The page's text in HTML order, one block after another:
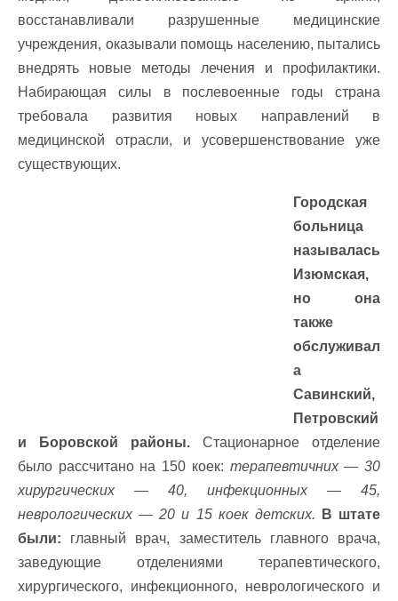
восстанавливали разрушенные медицинские
учреждения, оказывали помощь населению, пытались
внедрять новые методы лечения и профилактики.
Набирающая силы в послевоенные годы страна
требовала развития новых направлений в
медицинской отрасли, и усовершенствование уже
существующих.
Городская
больница
называлась
Изюмская,
но она
также
обслуживал
а
Савинский,
Петровский
и Боровской районы. Стационарное отделение
было рассчитано на 150 коек: терапевтичних — 30
хирургических — 40, инфекционных — 45,
неврологических — 20 и 15 коек детских. В штате
были: главный врач, заместитель главного врача,
заведующие отделениями терапевтического,
хирургического, инфекционного, неврологического и